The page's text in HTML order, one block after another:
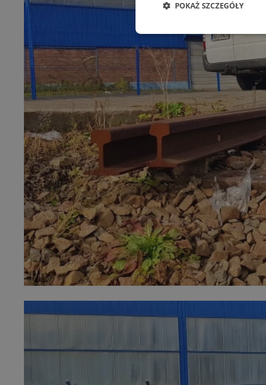
POKAŻ SZCZEGÓŁY
Niezbędne
Niezbędne
Niezbędne pliki cookie umożliwiają
zarządzanie kontem. Bez
MvSessID
SessID
CookieScriptConsent
__cf_bm
Google Privacy